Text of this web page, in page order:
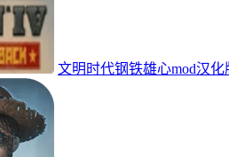
文明时代钢铁雄心mod汉